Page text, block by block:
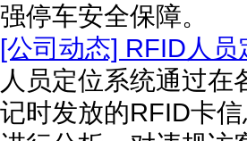
强停车安全保障。
[公司动态] RFID人员
人员定位系统通过
记时发放的RFID卡